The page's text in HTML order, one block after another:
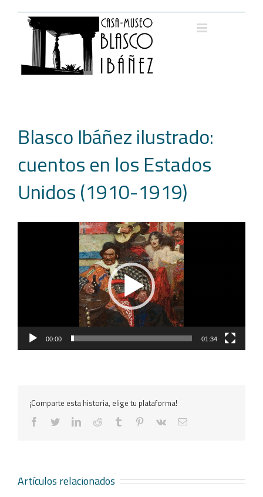
contenido
Blasco Ibáñez ilustrado:
cuentos en los Estados
Unidos (1910-1919)
00:00 01:34
¡Comparte esta historia, elige tu plataforma!
facebooktwitterlinkedinreddit tumblr pinterest
vk
Correo
Artículos relacionados